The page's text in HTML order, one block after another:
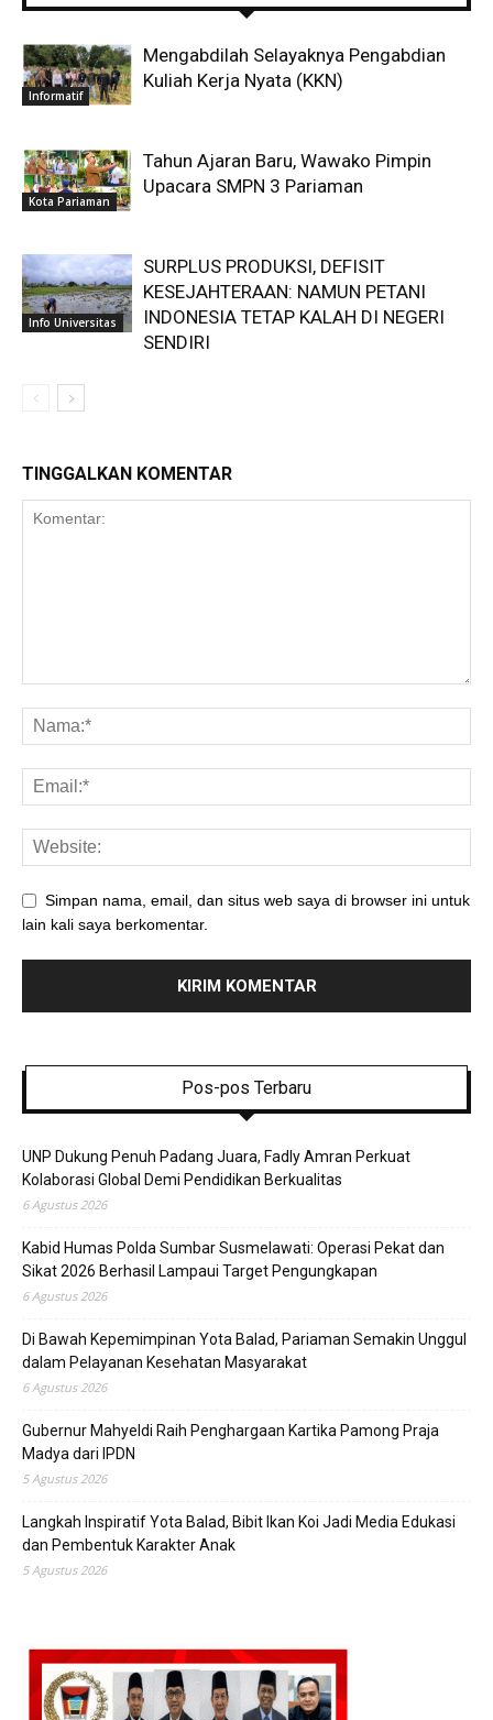
Informatif
Mengabdilah Selayaknya Pengabdian
Kuliah Kerja Nyata (KKN)
Kota Pariaman
Tahun Ajaran Baru, Wawako Pimpin
Upacara SMPN 3 Pariaman
Info Universitas
SURPLUS PRODUKSI, DEFISIT
KESEJAHTERAAN: NAMUN PETANI
INDONESIA TETAP KALAH DI NEGERI
SENDIRI
TINGGALKAN KOMENTAR
Simpan nama, email, dan situs web saya di browser ini untuk
lain kali saya berkomentar.
Pos-pos Terbaru
UNP Dukung Penuh Padang Juara, Fadly Amran Perkuat
Kolaborasi Global Demi Pendidikan Berkualitas
6 Agustus 2026
Kabid Humas Polda Sumbar Susmelawati: Operasi Pekat dan
Sikat 2026 Berhasil Lampaui Target Pengungkapan
6 Agustus 2026
Di Bawah Kepemimpinan Yota Balad, Pariaman Semakin Unggul
dalam Pelayanan Kesehatan Masyarakat
6 Agustus 2026
Gubernur Mahyeldi Raih Penghargaan Kartika Pamong Praja
Madya dari IPDN
5 Agustus 2026
Langkah Inspiratif Yota Balad, Bibit Ikan Koi Jadi Media Edukasi
dan Pembentuk Karakter Anak
5 Agustus 2026